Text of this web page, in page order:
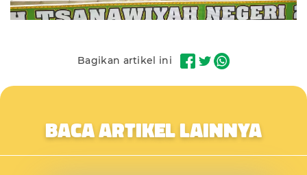
Bagikan artikel ini
BACA ARTIKEL LAINNYA